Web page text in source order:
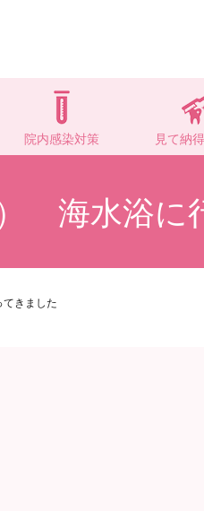
院内感染対策 見て納
海水浴に
きました